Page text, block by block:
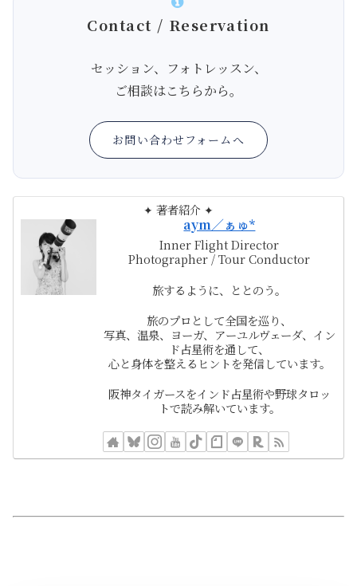
Contact / Reservation
セッション、フォトレッスン、
ご相談はこちらから。
お問い合わせフォームへ
✦ 著者紹介 ✦
aym／ぁゅ*
Inner Flight Director
Photographer / Tour Conductor
旅するように、ととのう。
旅のプロとして全国を巡り、
写真、温泉、ヨーガ、アーユルヴェーダ、イン
ド占星術を通して、
心と身体を整えるヒントを発信しています。
阪神タイガースをインド占星術や野球タロッ
トで読み解いています。